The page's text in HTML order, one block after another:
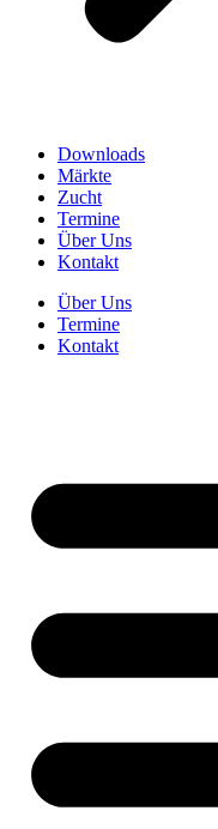
Downloads
Märkte
Zucht
Termine
Über Uns
Kontakt
Über Uns
Termine
Kontakt